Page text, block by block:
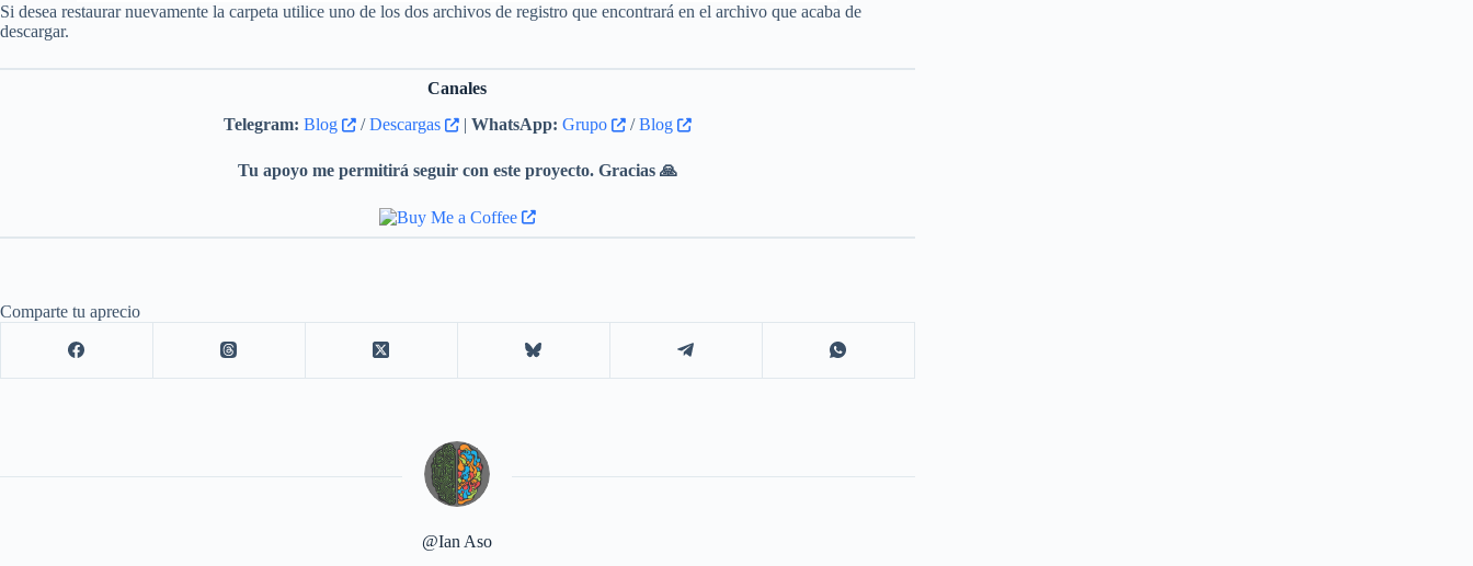
Si desea restaurar nuevamente la carpeta utilice uno de los dos archivos de registro que encontrará en el archivo que acaba de
descargar.
Canales
Telegram: Blog /Descargas | WhatsApp: Grupo /Blog
Tu apoyo me permitirá seguir con este proyecto. Gracias 🙏
Comparte tu aprecio
@Ian Aso